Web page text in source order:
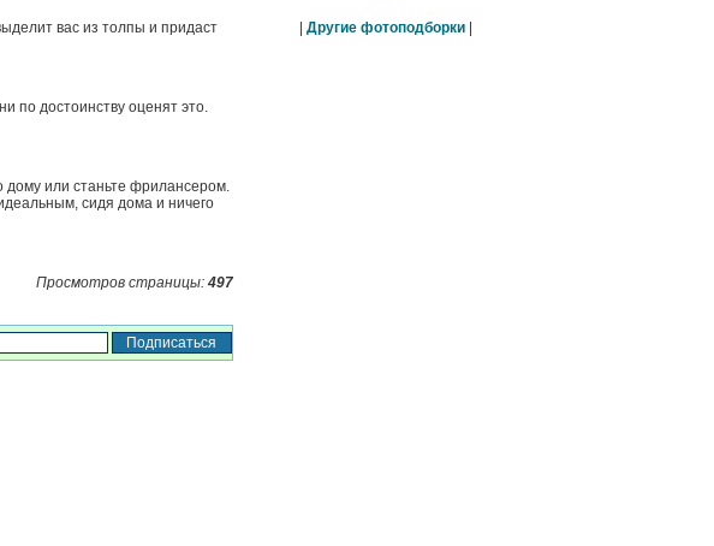
вас из толпы и придаст
по достоинству оценят это.
дому или станьте фрилансером.
сидя дома и ничего
Просмотров страницы: 497
Другие фотоподборки